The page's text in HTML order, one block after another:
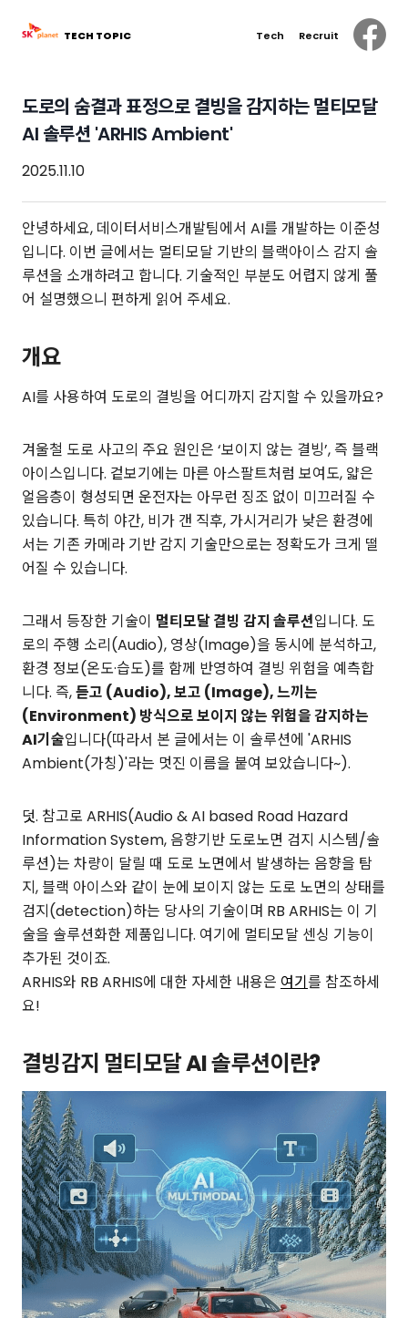
TECH TOPIC Tech Recruit
도로의 숨결과 표정으로 결빙을 감지하는 멀티모달
AI 솔루션 'ARHIS Ambient'
2025.11.10
안녕하세요, 데이터서비스개발팀에서 AI를 개발하는 이준성
입니다. 이번 글에서는 멀티모달 기반의 블랙아이스 감지 솔
루션을 소개하려고 합니다. 기술적인 부분도 어렵지 않게 풀
어 설명했으니 편하게 읽어 주세요.
개요
AI를 사용하여 도로의 결빙을 어디까지 감지할 수 있을까요?
겨울철 도로 사고의 주요 원인은 ‘보이지 않는 결빙’, 즉 블랙
아이스입니다. 겉보기에는 마른 아스팔트처럼 보여도, 얇은
얼음층이 형성되면 운전자는 아무런 징조 없이 미끄러질 수
있습니다. 특히 야간, 비가 갠 직후, 가시거리가 낮은 환경에
서는 기존 카메라 기반 감지 기술만으로는 정확도가 크게 떨
어질 수 있습니다.
그래서 등장한 기술이 멀티모달 결빙 감지 솔루션입니다. 도
로의 주행 소리(Audio), 영상(Image)을 동시에 분석하고,
환경 정보(온도·습도)를 함께 반영하여 결빙 위험을 예측합
니다. 즉,듣고 (Audio), 보고 (Image), 느끼는
(Environment) 방식으로 보이지 않는 위험을 감지하는
AI기술입니다(따라서 본 글에서는 이 솔루션에 'ARHIS
Ambient(가칭)'라는 멋진 이름을 붙여 보았습니다~).
덧. 참고로 ARHIS(Audio & AI based Road Hazard
Information System, 음향기반 도로노면 검지 시스템/솔
루션)는 차량이 달릴 때 도로 노면에서 발생하는 음향을 탐
지, 블랙 아이스와 같이 눈에 보이지 않는 도로 노면의 상태를
검지(detection)하는 당사의 기술이며 RB ARHIS는 이 기
술을 솔루션화한 제품입니다. 여기에 멀티모달 센싱 기능이
추가된 것이죠.
ARHIS와 RB ARHIS에 대한 자세한 내용은 여기를 참조하세
요!
결빙감지 멀티모달 AI 솔루션이란?